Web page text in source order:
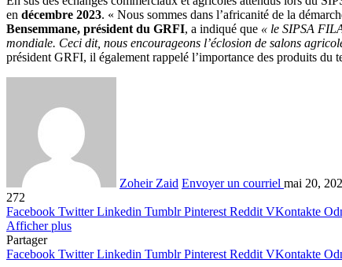
en décembre 2023. « Nous sommes dans l’africanité de la
Bensemmane, président du GRFI, a indiqué que « le SIPSA
mondiale. Ceci dit, nous encourageons l’éclosion de salons
président GRFI, il également rappelé l’importance des produits
Zoheir Zaid Envoyer un courriel mai 20,
272
Facebook Twitter Linkedin Tumblr Pinterest Reddit VKontakte
Afficher plus
Partager
Facebook Twitter Linkedin Tumblr Pinterest Reddit VKontakte